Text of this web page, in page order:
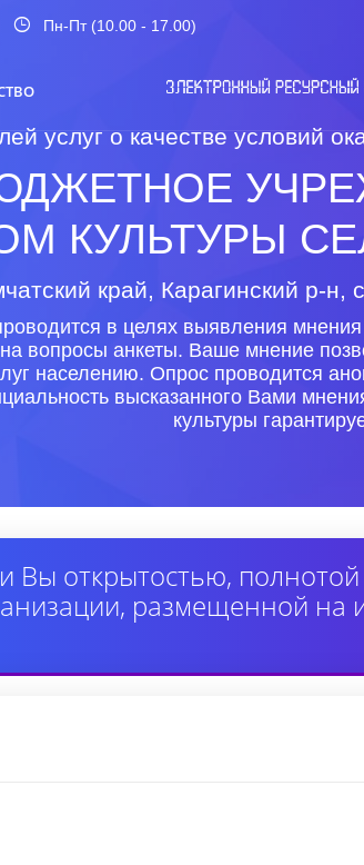
Пн-Пт (10.00 - 17.00)
услуг о качестве условий
КУЛЬТУРЫ
край, Карагинский р-
в целях выявления
вопросы анкеты. Ваше мнение
населению. Опрос проводится
высказанного Вами
культуры
Вы открытостью,
размещенной